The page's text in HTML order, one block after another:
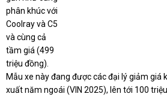
phân khúc với
Coolray và C5
và cùng cả
tầm giá (499
triệu đồng).
Mẫu xe này đang được các đại lý giảm giá
xuất năm ngoái (VIN 2025), lên tới 100